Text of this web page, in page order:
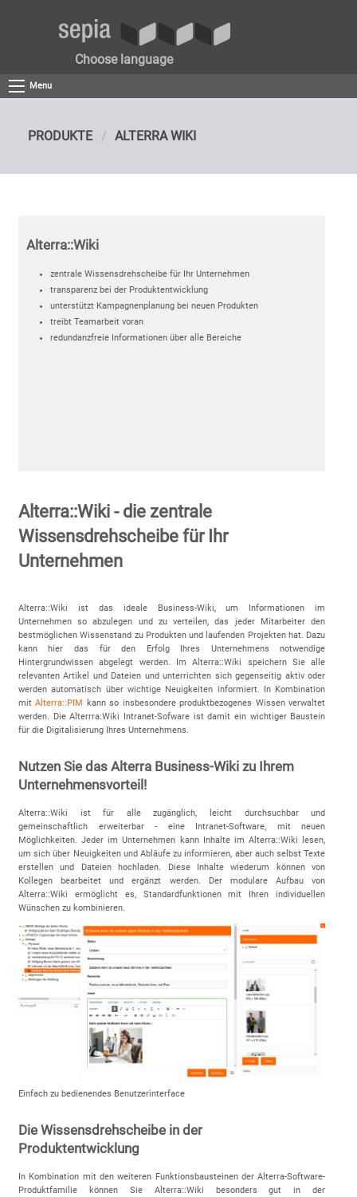
Choose language
Menu
PRODUKTE ALTERRA WIKI
Alterra::Wiki
zentrale Wissensdrehscheibe für Ihr Unternehmen
transparenz bei der Produktentwicklung
unterstützt Kampagnenplanung bei neuen Produkten
treibt Teamarbeit voran
redundanzfreie Informationen über alle Bereiche
Alterra::Wiki - die zentrale
Wissensdrehscheibe für Ihr
Unternehmen
Alterra::Wiki ist das ideale Business-Wiki, um Informationen im
Unternehmen so abzulegen und zu verteilen, das jeder Mitarbeiter den
bestmöglichen Wissenstand zu Produkten und laufenden Projekten hat. Dazu
kann hier das für den Erfolg Ihres Unternehmens notwendige
Hintergrundwissen abgelegt werden. Im Alterra::Wiki speichern Sie alle
relevanten Artikel und Dateien und unterrichten sich gegenseitig aktiv oder
werden automatisch über wichtige Neuigkeiten informiert. In Kombination
mitAlterra::PIM kann so insbesondere produktbezogenes Wissen verwaltet
werden. Die Alterrra:Wiki Intranet-Sofware ist damit ein wichtiger Baustein
für die Digitalisierung Ihres Unternehmens.
Nutzen Sie das Alterra Business-Wiki zu Ihrem
Unternehmensvorteil!
Alterra::Wiki ist für alle zugänglich, leicht durchsuchbar und
gemeinschaftlich erweiterbar - eine Intranet-Software, mit neuen
Möglichkeiten. Jeder im Unternehmen kann Inhalte im Alterra::Wiki lesen,
um sich über Neuigkeiten und Abläufe zu informieren, aber auch selbst Texte
erstellen und Dateien hochladen. Diese Inhalte wiederum können von
Kollegen bearbeitet und ergänzt werden. Der modulare Aufbau von
Alterra::Wiki ermöglicht es, Standardfunktionen mit Ihren individuellen
Wünschen zu kombinieren.
Einfach zu bedienendes Benutzerinterface
Die Wissensdrehscheibe in der
Produktentwicklung
In Kombination mit den weiteren Funktionsbausteinen der Alterra-Software-
Produktfamilie können Sie Alterra::Wiki besonders gut in der